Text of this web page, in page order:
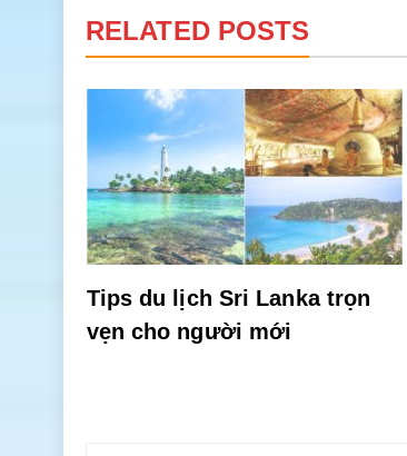
RELATED POSTS
Tips du lịch Sri Lanka trọn
vẹn cho người mới